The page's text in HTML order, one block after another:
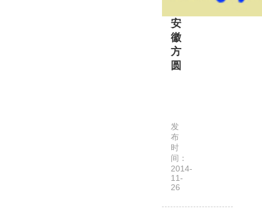
安
徽
省
商
准，
省
市
场
监
督
管
安
徽
方
圆
圆
拍
卖
有
限
发
布
时
间：
2014-
11-
26